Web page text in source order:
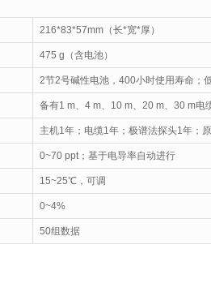
216*83*57mm（长*宽*厚）
475 g（含电池）
2节2号碱性电池，400小时使用寿命；
备有1 m、4 m、10 m、20 m、30 m电
主机1年；电缆1年；极谱法探头1年；
0~70 ppt；基于电导率自动进行
15~25℃，可调
0~4%
50组数据